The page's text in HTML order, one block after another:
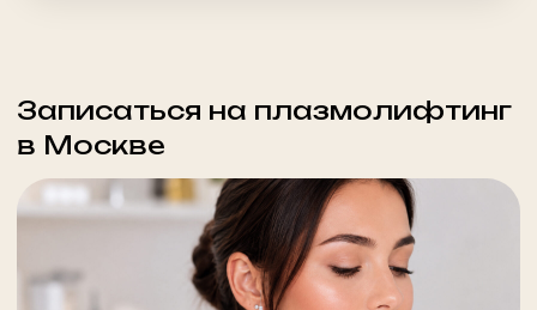
КОМПЛЕКСНАЯ
ПРОЦЕДУРА
20 000 ₽
Генерала Глаголева, 26/49
+ 7 (495) 234-4444 доб. 2